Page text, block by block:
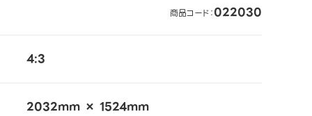
商品コード：022030
4:3
2032mm × 1524mm